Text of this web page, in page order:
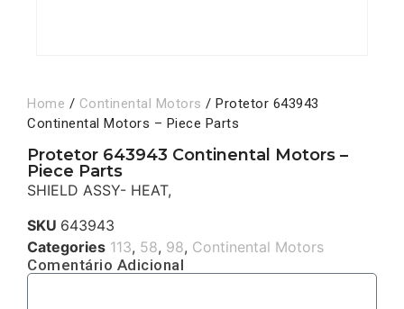
Home / Continental Motors / Protetor 643943
Continental Motors – Piece Parts
Protetor 643943 Continental Motors –
Piece Parts
SHIELD ASSY- HEAT,
SKU 643943
Categories 113, 58, 98, Continental Motors
Comentário Adicional